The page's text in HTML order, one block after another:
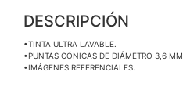
DESCRIPCIÓN
•TINTA ULTRA LAVABLE.
•PUNTAS CÓNICAS DE DIÁMETRO 3,6 MM.
•IMÁGENES REFERENCIALES.